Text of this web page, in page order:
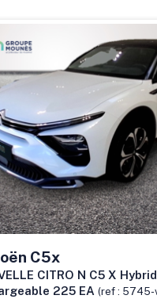
C5x
CITRO N C5 X
225 EA (ref : 5745-